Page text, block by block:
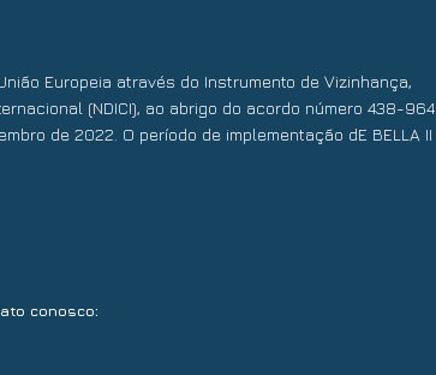
Europeia através do Instrumento de Vizinhança,
(NDICI), ao abrigo do acordo número 438-964
de 2022. O período de implementação dE BELLA II
conosco: